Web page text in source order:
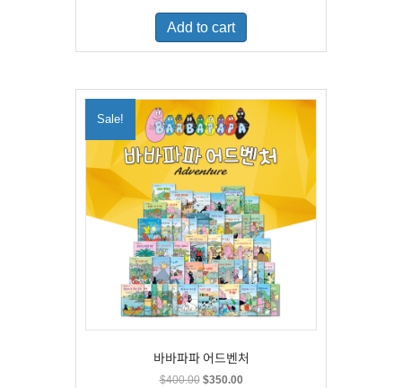
was:
$500.00.
is:
Add to cart
Sale!
바바파파 어드벤처
$400.00 Original
$350.00Current